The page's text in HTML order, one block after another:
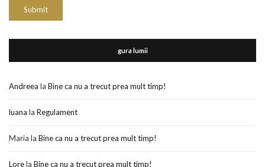
gura lumii
Andreea la Bine ca nu a trecut prea mult timp!
luana la Regulament
Maria la Bine ca nu a trecut prea mult timp!
Lorela Bine ca nu a trecut prea mult timp!